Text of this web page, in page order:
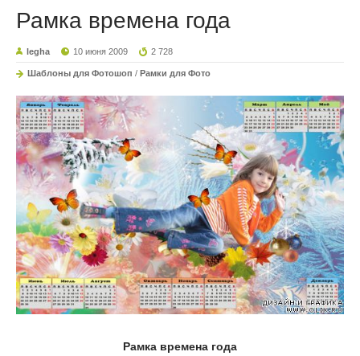
Рамка времена года
legha 10 июня 2009 2 728
Шаблоны для Фотошоп / Рамки для Фото
Рамка времена года